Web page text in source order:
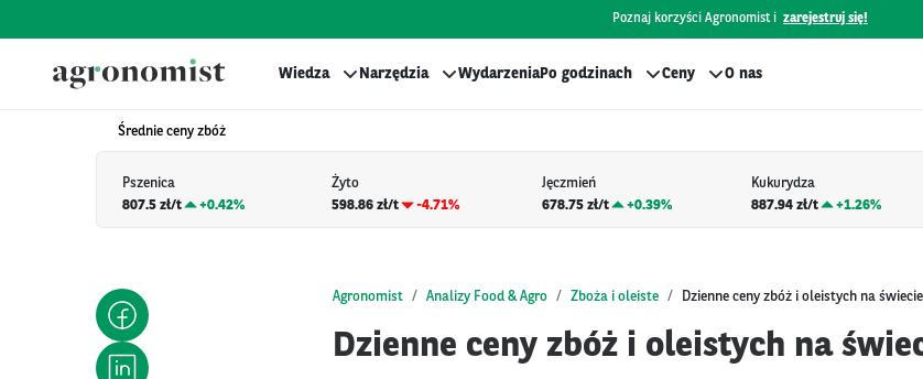
Poznaj korzyści Agronomist i zarejestruj się!
Wiedza Narzędzia WydarzeniaPo godzinach Ceny O nas
Średnie ceny zbóż
Pszenica
807.5 zł/t
+0.42%
Żyto
598.86 zł/t
-4.71%
Jęczmień
678.75 zł/t
+0.39%
Kukurydza
887.94 zł/t
+1.26%
Agronomist Analizy Food & Agro Zboża i oleiste Dzienne ceny zbóż i oleistych na świecie
Dzienne ceny zbóż i oleistych na